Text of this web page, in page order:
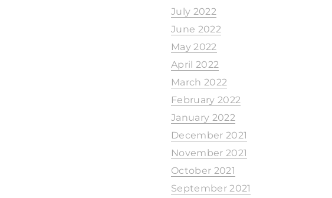
July 2022
June 2022
May 2022
April 2022
March 2022
February 2022
January 2022
December 2021
November 2021
October 2021
September 2021